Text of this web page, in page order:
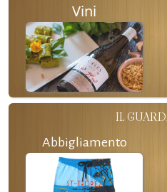
Vini
IL
Abbigliamento